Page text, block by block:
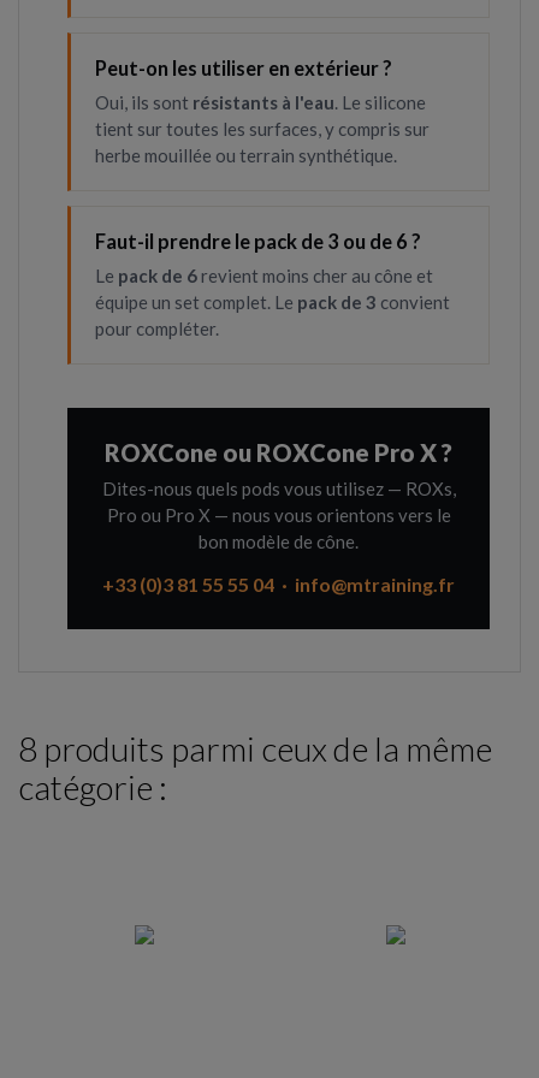
Peut-on les utiliser en extérieur ?
Oui, ils sont résistants à l'eau. Le silicone
tient sur toutes les surfaces, y compris sur
herbe mouillée ou terrain synthétique.
Faut-il prendre le pack de 3 ou de 6 ?
Le pack de 6revient moins cher au cône et
équipe un set complet. Le pack de 3 convient
pour compléter.
ROXCone ou ROXCone Pro X ?
Dites-nous quels pods vous utilisez — ROXs,
Pro ou Pro X — nous vous orientons vers le
bon modèle de cône.
+33 (0)3 81 55 55 04 · info@mtraining.fr
8 produits parmi ceux de la même
catégorie :